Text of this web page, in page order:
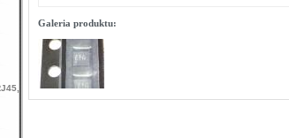
,
Galeria produktu: